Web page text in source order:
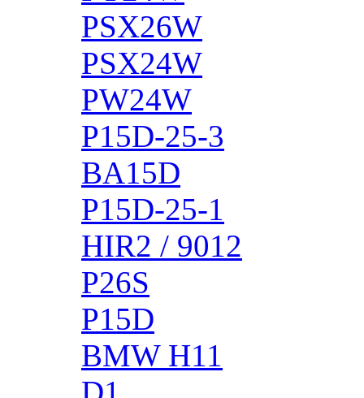
PSX26W
PSX24W
PW24W
P15D-25-3
BA15D
P15D-25-1
HIR2 / 9012
P26S
P15D
BMW H11